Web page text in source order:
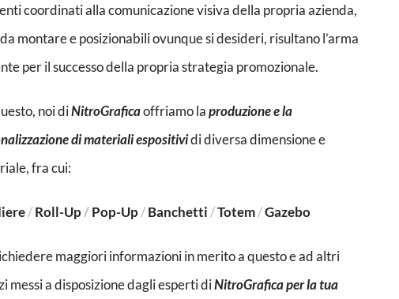
coordinati alla comunicazione visiva della propria azienda,
montare e posizionabili ovunque si desideri, risultano l’arma
per il successo della propria strategia promozionale.
noi diNitroGraficaoffriamo laproduzione e la
di materiali espositividi diversa dimensione e
fra cui:
/Roll-Up/Pop-Up/Banchetti /Totem/Gazebo
maggiori informazioni in merito a questo e ad altri
messi a disposizione dagli esperti diNitroGrafica per la tua